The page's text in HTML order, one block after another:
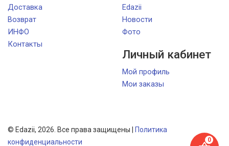
Доставка
Возврат
ИНФО
Контакты
Edazii
Новости
Фото
Личный кабинет
Мой профиль
Мои заказы
© Edazii, 2026. Все права защищены | Политика
конфиденциальности